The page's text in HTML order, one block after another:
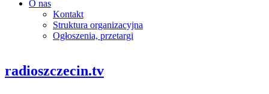
O nas
Kontakt
Struktura organizacyjna
Ogłoszenia, przetargi
radioszczecin.tv